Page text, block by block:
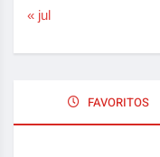
« jul
FAVORITOS